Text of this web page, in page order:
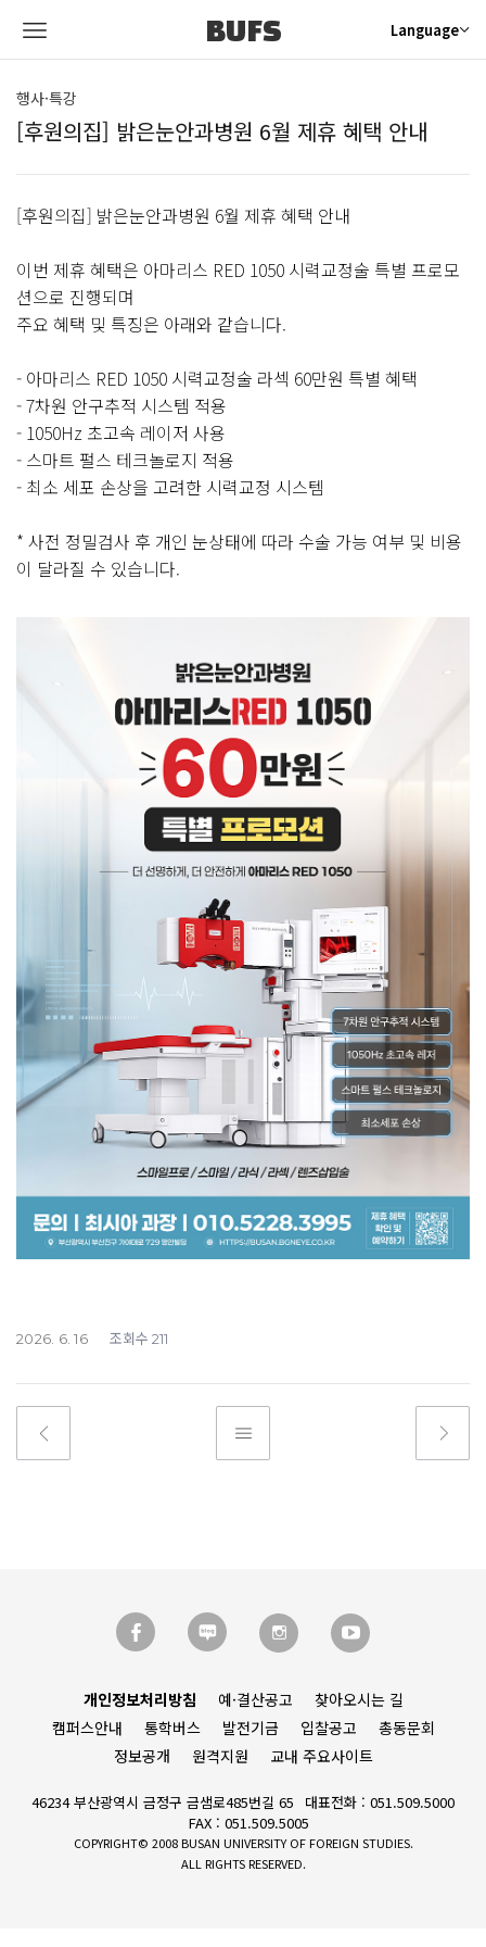
BUFS Language
행사·특강
[후원의집] 밝은눈안과병원 6월 제휴 혜택 안내
[후원의집] 밝은눈안과병원 6월 제휴 혜택 안내
이번 제휴 혜택은 아마리스 RED 1050 시력교정술 특별 프로모
션으로 진행되며
주요 혜택 및 특징은 아래와 같습니다.
- 아마리스 RED 1050 시력교정술 라섹 60만원 특별 혜택
- 7차원 안구추적 시스템 적용
- 1050Hz 초고속 레이저 사용
- 스마트 펄스 테크놀로지 적용
- 최소 세포 손상을 고려한 시력교정 시스템
* 사전 정밀검사 후 개인 눈상태에 따라 수술 가능 여부 및 비용
이 달라질 수 있습니다.
2026. 6. 16 조회수 211
개인정보처리방침 예·결산공고
찾아오시는 길
캠퍼스안내
통학버스 발전기금 입찰공고
총동문회
정보공개
원격지원 교내 주요사이트
46234 부산광역시 금정구 금샘로485번길 65
대표전화 : 051.509.5000
FAX : 051.509.5005
COPYRIGHT© 2008 BUSAN UNIVERSITY OF FOREIGN STUDIES.
ALL RIGHTS RESERVED.